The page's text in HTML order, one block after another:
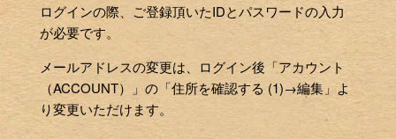
ログインの際、ご登録頂いたIDとパスワードの入力
が必要です。
メールアドレスの変更は、ログイン後「アカウント
（ACCOUNT）」の「住所を確認する (1)→編集」よ
り変更いただけます。